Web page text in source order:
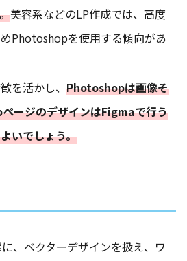
美容系などのLP作成では、高度
Photoshopを使用する傾向があ
を活かし、 Photoshopは画像そ
ージのデザインはFigmaで行う
いでしょう。
、ベクターデザインを扱え、ワ